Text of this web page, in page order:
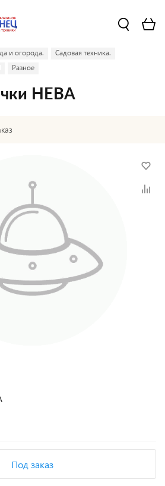
и огорода.
Садовая техника.
Разное
НЕВА
Под заказ